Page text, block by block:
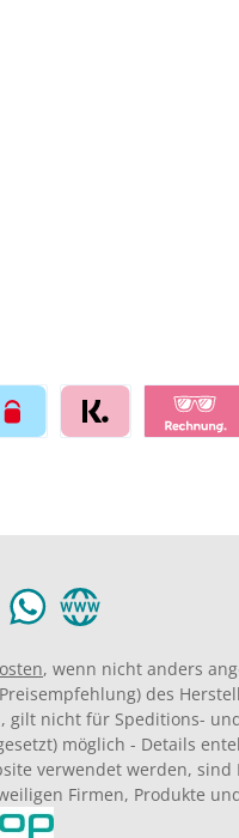
, wenn nicht anders
des
gilt nicht für Speditions-
möglich - Details
verwendet werden,
Firmen, Produkte